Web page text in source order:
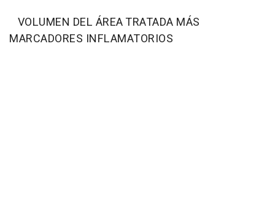
VOLUMEN DEL ÁREA TRATADA MÁS
MARCADORES INFLAMATORIOS